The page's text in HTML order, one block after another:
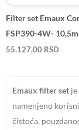
Filter set Emaux
FSP390-4W-
55.127,00 RSD
Emaux filter set
namenjeno
čistoća,